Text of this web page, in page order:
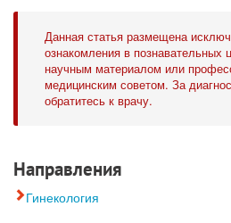
Данная статья размещена
ознакомления в познавательных
научным материалом или
медицинским советом. За
обратитесь к врачу.
Направления
Гинекология